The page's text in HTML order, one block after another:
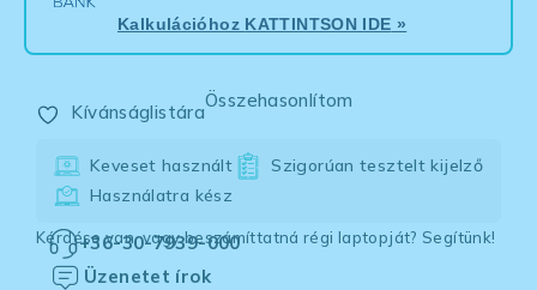
Kalkulációhoz KATTINTSON IDE »
Kívánságlistára
Összehasonlítom
Keveset használt
Szigorúan tesztelt kijelző
Használatra kész
Kérdése van, vagy beszámíttatná régi laptopját? Segítünk!
+36-30-7939-000
Üzenetet írok